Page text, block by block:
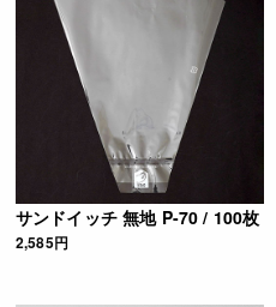
サンドイッチ 無地 P-70 / 100枚
2,585円